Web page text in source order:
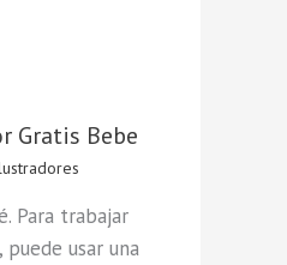
Gratis Bebe
Para trabajar
usar una